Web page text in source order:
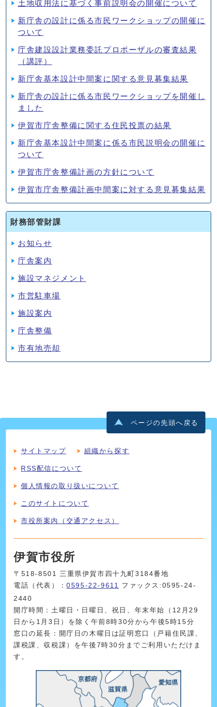
土地収用法に基づく事前説明会の開催について
新庁舎の設計に係る市民ワークショップの開催に
ついて
庁舎建設設計業務委託プロポーザルの審査結果
（講評）
新庁舎基本設計中間案に関する意見募集結果
新庁舎の設計に係る市民ワークショップを開催し
ました
伊賀市庁舎整備に関する住民投票の結果
新庁舎基本設計中間案に係る市民説明会の開催に
ついて
伊賀市庁舎整備計画の方針について
伊賀市庁舎整備計画中間案に対する意見募集結果
財務部管財課
お知らせ
庁舎案内
施設マネジメント
市営駐車場
施設案内
庁舎整備
市有地売却
ページの先頭へ戻る
サイトマップ 組織から探す
RSS配信について
個人情報の取り扱いについて
このサイトについて
市役所案内（交通アクセス）
伊賀市役所
〒518-8501 三重県伊賀市四十九町3184番地
電話（代表）：0595-22-9611
ファックス:0595-24-
2440
開庁時間：土曜日・日曜日、祝日、年末年始（12月29
日から1月3日）を除く午前8時30分から午後5時15分
窓口の延長：開庁日の木曜日は証明窓口（戸籍住民課、
課税課、収税課）を午後7時30分までご利用いただけま
す。